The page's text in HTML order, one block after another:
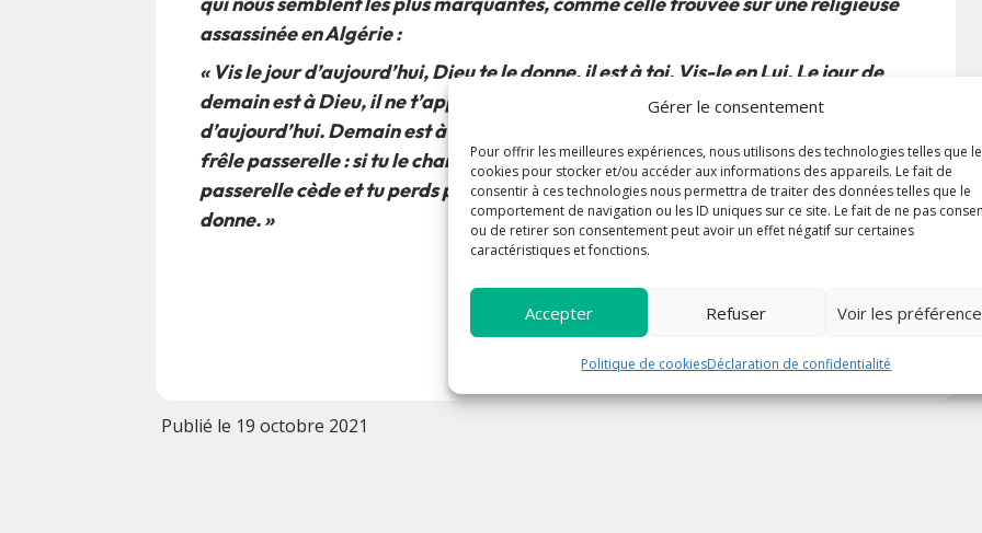
Gérer le consentement
Pour offrir les meilleures expériences, nous utilisons des technologies telles que
cookies pour stocker et/ou accéder aux informations des appareils. Le fait de
consentir à ces technologies nous permettra de traiter des données telles que le
comportement de navigation ou les ID uniques sur ce site. Le fait de ne pas
ou de retirer son consentement peut avoir un effet négatif sur certaines
caractéristiques et fonctions.
Accepter Refuser Voir les
Politique de cookiesDéclaration de confidentialité
assassinée en Algérie :
« Vis le jour d’aujourd’hui, Dieu te le donne, il est à toi. Vis-le en Lui. Le jour de
demain est à Dieu, il ne t’appartient pas. Ne porte pas sur demain le souci
d’aujourd’hui. Demain est à Dieu : remets-le Lui. Le moment présent est une
frêle passerelle : si tu le charges de regrets d’hier, de l’inquiétude de demain, la
passerelle cède et tu perds pied. Le passé ? Dieu le pardonne. L’avenir ? Dieu le
donne. »
Publié le 19 octobre 2021